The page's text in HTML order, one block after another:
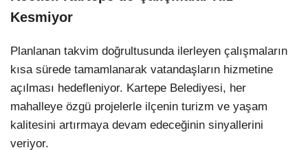
Kesmiyor
Planlanan takvim doğrultusunda ilerleyen çalışmaların
kısa sürede tamamlanarak vatandaşların hizmetine
açılması hedefleniyor. Kartepe Belediyesi, her
mahalleye özgü projelerle ilçenin turizm ve yaşam
kalitesini artırmaya devam edeceğinin sinyallerini
veriyor.